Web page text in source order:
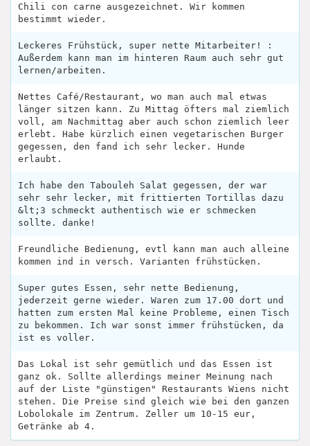
Chili con carne ausgezeichnet. Wir kommen
bestimmt wieder.
Leckeres Frühstück, super nette Mitarbeiter! :
Außerdem kann man im hinteren Raum auch sehr gut
lernen/arbeiten.
Nettes Café/Restaurant, wo man auch mal etwas
länger sitzen kann. Zu Mittag öfters mal ziemlich
voll, am Nachmittag aber auch schon ziemlich leer
erlebt. Habe kürzlich einen vegetarischen Burger
gegessen, den fand ich sehr lecker. Hunde
erlaubt.
Ich habe den Tabouleh Salat gegessen, der war
sehr sehr lecker, mit frittierten Tortillas dazu
&lt;3 schmeckt authentisch wie er schmecken
sollte. danke!
Freundliche Bedienung, evtl kann man auch alleine
kommen ind in versch. Varianten frühstücken.
Super gutes Essen, sehr nette Bedienung,
jederzeit gerne wieder. Waren zum 17.00 dort und
hatten zum ersten Mal keine Probleme, einen Tisch
zu bekommen. Ich war sonst immer frühstücken, da
ist es voller.
Das Lokal ist sehr gemütlich und das Essen ist
ganz ok. Sollte allerdings meiner Meinung nach
auf der Liste "günstigen" Restaurants Wiens nicht
stehen. Die Preise sind gleich wie bei den ganzen
Lobolokale im Zentrum. Zeller um 10-15 eur,
Getränke ab 4.